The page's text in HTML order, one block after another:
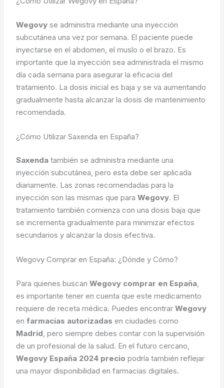
Wegovy se administra mediante una inyección
subcutánea una vez por semana. El paciente puede
inyectarse en el abdomen, el muslo o el brazo. Es
importante que la inyección sea administrada el mismo
día cada semana para asegurar la eficacia del
tratamiento. La dosis inicial es baja y se va aumentando
gradualmente hasta alcanzar la dosis de mantenimiento
recomendada.
¿Cómo Utilizar Saxenda en España?
Saxenda también se administra mediante una
inyección subcutánea, pero esta debe ser aplicada
diariamente. Las zonas recomendadas para la
inyección son las mismas que paraWegovy. El
tratamiento también comienza con una dosis baja que
se incrementa gradualmente para minimizar efectos
secundarios y alcanzar la dosis efectiva.
Wegovy Comprar en España: ¿Dónde y Cómo?
Para quienes buscanWegovy comprar en España
es importante tener en cuenta que este medicamento
requiere de receta médica. Puedes encontrarWegovy
enfarmacias autorizadas en ciudades como
Madrid , pero siempre debes contar con la supervisión
de un profesional de la salud. En el futuro cercano,
Wegovy España 2024 precio podría también reflejar
una mayor disponibilidad en farmacias digitales.